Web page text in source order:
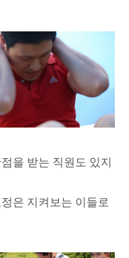
을 받는 직원도 있지
은 지켜보는 이들로